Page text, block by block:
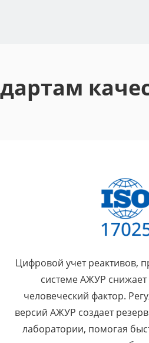
большое количество
Бывали случаи, что мы
партии реактивов.
в отдельности. Теперь по
Цифровой учет реактивов,
системе АЖУР
человеческий фактор.
версий АЖУР создает
лаборатории, помогая